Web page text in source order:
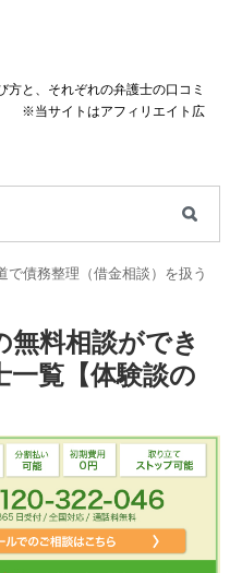
と、それぞれの弁護士の口コミ
サイトはアフィリエイト広
で債務整理（借金相談）を扱う
無料相談ができ
一覧【体験談の